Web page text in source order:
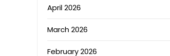
April 2026
March 2026
February 2026